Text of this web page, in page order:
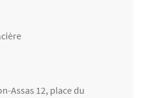
Assas 12, place du